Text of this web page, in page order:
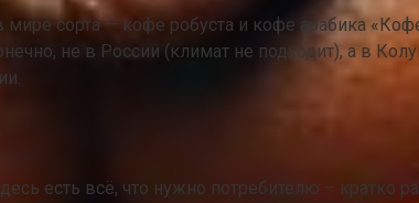
сорта — кофе робуста и кофе арабика
не в России (климат не подходит), а в
есть всё, что нужно потребителю – кратко